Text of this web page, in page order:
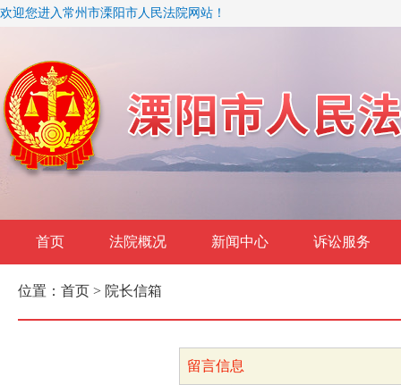
欢迎您进入常州市溧阳市人民法院网站！
首页 法院概况 新闻中心 诉讼服务
位置： 首页 > 院长信箱
留言信息